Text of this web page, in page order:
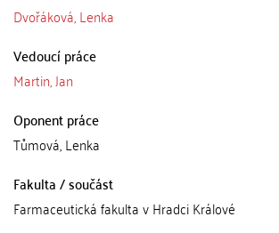
Dvořáková, Lenka
Vedoucí práce
Martin, Jan
Oponent práce
Tůmová, Lenka
Fakulta / součást
Farmaceutická fakulta v Hradci Králové